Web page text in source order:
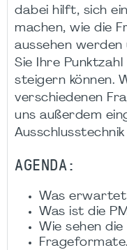
dabei hilft, sich
machen, wie die
aussehen werden
Sie Ihre
steigern können.
verschiedenen
uns außerdem
AGENDA:
Was erwartet
Was ist die
Wie sehen
Frageformate.